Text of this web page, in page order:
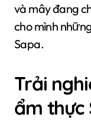
và mây đang
cho mình
Sapa.
Trải
ẩm thực